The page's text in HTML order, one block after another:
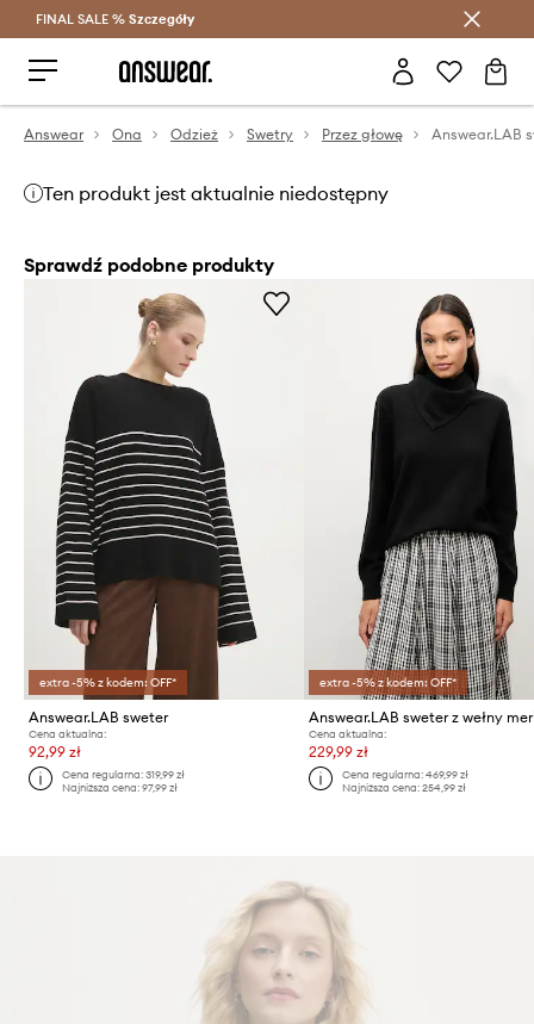
Oszczędzaj z Answear Club >
FINAL SALE % Szczegóły
Answear Ona Odzież Swetry Przez głowę Answear.LAB
Ten produkt jest aktualnie niedostępny
Sprawdź podobne produkty
extra -5% z kodem: OFF*
Answear.LAB sweter
Cena aktualna:
92,99 zł
Cena regularna:319,99 zł
Najniższa cena:97,99 zł
extra -5% z kodem: OFF*
Cena aktualna:
229,99 zł
Cena regularna: 469,99 zł
Najniższa cena: 254,99 zł